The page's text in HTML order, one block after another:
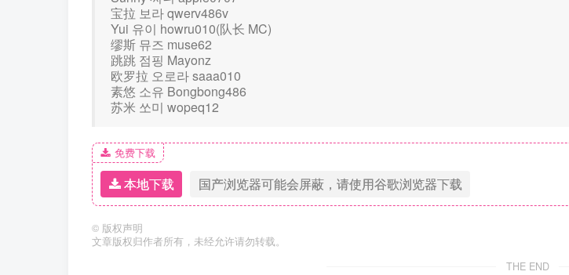
宝拉 보라 qwerv486v
Yui 유이 howru010(队长 MC)
缪斯 뮤즈 muse62
跳跳 점핑 Mayonz
欧罗拉 오로라 saaa010
素悠 소유 Bongbong486
苏米 쏘미 wopeq12
免费下载
本地下载 国产浏览器可能会屏蔽，请使用谷歌浏览器下载
© 版权声明
文章版权归作者所有，未经允许请勿转载。
THE END